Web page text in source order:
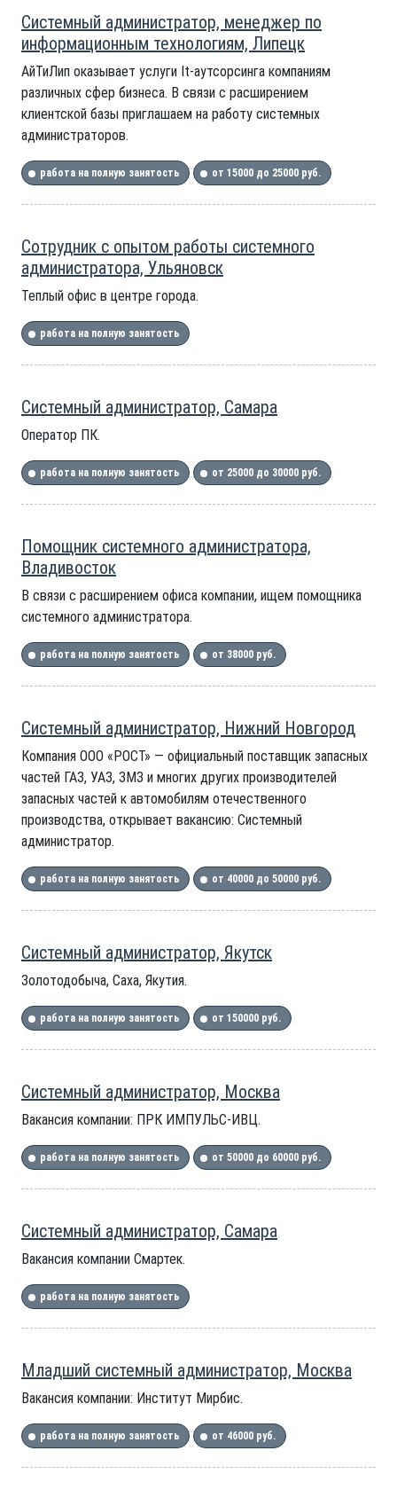
Системный администратор, менеджер по
информационным технологиям, Липецк
АйТиЛип оказывает услуги It-аутсорсинга компаниям
различных сфер бизнеса. В связи с расширением
клиентской базы приглашаем на работу системных
администраторов.
работа на полную занятость от 15000 до 25000 руб.
Сотрудник с опытом работы системного
администратора, Ульяновск
Теплый офис в центре города.
работа на полную занятость
Системный администратор, Самара
Оператор ПК.
работа на полную занятость от 25000 до 30000 руб.
Помощник системного администратора,
Владивосток
В связи с расширением офиса компании, ищем помощника
системного администратора.
работа на полную занятость от 38000 руб.
Системный администратор, Нижний Новгород
Компания ООО «РОСТ» — официальный поставщик запасных
частей ГАЗ, УАЗ, ЗМЗ и многих других производителей
запасных частей к автомобилям отечественного
производства, открывает вакансию: Системный
администратор.
работа на полную занятость от 40000 до 50000 руб.
Системный администратор, Якутск
Золотодобыча, Саха, Якутия.
работа на полную занятость от 150000 руб.
Системный администратор, Москва
Вакансия компании: ПРК ИМПУЛЬС-ИВЦ.
работа на полную занятость от 50000 до 60000 руб.
Системный администратор, Самара
Вакансия компании Смартек.
работа на полную занятость
Младший системный администратор, Москва
Вакансия компании: Институт Мирбис.
работа на полную занятость от 46000 руб.